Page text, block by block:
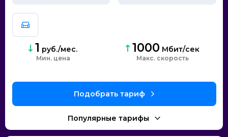
1 руб./мес.
Мин. цена
1000 Мбит/сек
скорость